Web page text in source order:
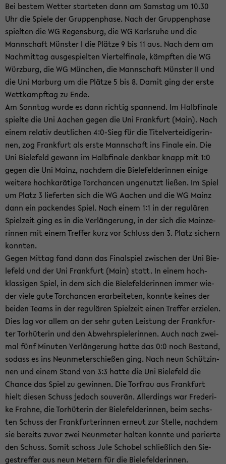
Bei bes­tem Wet­ter star­te­ten dann am Sams­tag um 10.30
Uhr die Spie­le der Grup­pen­pha­se. Nach der Grup­pen­pha­se
spiel­ten die WG Re­gens­burg, die WG Karls­ru­he und die
Mann­schaft Müns­ter I die Plät­ze 9 bis 11 aus. Nach dem am
Nach­mit­tag aus­ge­spiel­ten Vier­tel­fi­na­le, kämpf­ten die WG
Würz­burg, die WG Mün­chen, die Mann­schaft Müns­ter II und
die Uni Mar­burg um die Plät­ze 5 bis 8. Damit ging der erste
Wett­kampf­tag zu Ende.
Am Sonn­tag wurde es dann rich­tig span­nend. Im Halb­fi­na­le
spiel­te die Uni Aa­chen gegen die Uni Frank­furt (Main). Nach
einem re­la­tiv deut­li­chen 4:0-​Sieg für die Ti­tel­ver­tei­di­ge­rin­
nen, zog Frank­furt als erste Mann­schaft ins Fi­na­le ein. Die
Uni Bie­le­feld ge­wann im Halb­fi­na­le denk­bar knapp mit 1:0
gegen die Uni Mainz, nach­dem die Bie­le­fel­de­rin­nen ei­ni­ge
wei­te­re hoch­ka­rä­ti­ge Tor­chan­cen un­ge­nutzt lie­ßen. Im Spiel
um Platz 3 lie­fer­ten sich die WG Aa­chen und die WG Mainz
dann ein pa­cken­des Spiel. Nach einem 1:1 in der re­gu­lä­ren
Spiel­zeit ging es in die Ver­län­ge­rung, in der sich die Main­ze­
rin­nen mit einem Tref­fer kurz vor Schluss den 3. Platz si­chern
konn­ten.
Gegen Mit­tag fand dann das Fi­nal­spiel zwi­schen der Uni Bie­
le­feld und der Uni Frank­furt (Main) statt. In einem hoch­
klas­si­gen Spiel, in dem sich die Bie­le­fel­de­rin­nen immer wie­
der viele gute Tor­chan­cen er­ar­bei­te­ten, konn­te kei­nes der
bei­den Teams in der re­gu­lä­ren Spiel­zeit einen Tref­fer er­zie­len.
Dies lag vor allem an der sehr guten Leis­tung der Frank­fur­
ter Tor­hü­te­rin und den Ab­wehr­spie­le­rin­nen. Auch nach zwei­
mal fünf Mi­nu­ten Ver­län­ge­rung hatte das 0:0 noch Be­stand,
so­dass es ins Neun­me­ter­schie­ßen ging. Nach neun Schüt­zin­
nen und einem Stand von 3:3 hatte die Uni Bie­le­feld die
Chan­ce das Spiel zu ge­win­nen. Die Tor­frau aus Frank­furt
hielt die­sen Schuss je­doch sou­ve­rän. Al­ler­dings war Fre­de­ri­
ke Froh­ne, die Tor­hü­te­rin der Bie­le­fel­de­rin­nen, beim sechs­
ten Schuss der Frank­fur­te­rin­nen er­neut zur Stel­le, nach­dem
sie be­reits zuvor zwei Neun­me­ter hal­ten konn­te und pa­rier­te
den Schuss. Somit schoss Jule Scho­bel schließ­lich den Sie­
ges­tref­fer aus neun Me­tern für die Bie­le­fel­de­rin­nen.